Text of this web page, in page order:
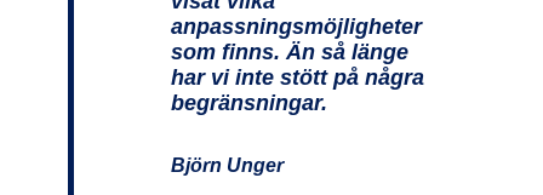
anpassningsmöjligheter
som finns. Än så länge
har vi inte stött på några
begränsningar.
Björn Unger